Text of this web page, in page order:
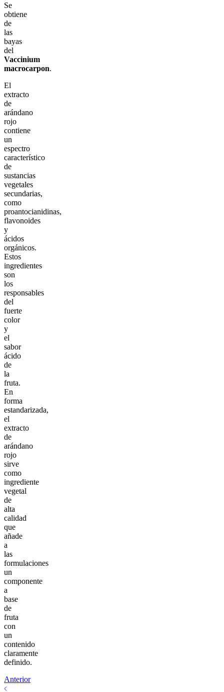
Se
obtiene
de
las
bayas
del
Vaccinium
macrocarpon.
El
extracto
de
arándano
rojo
contiene
un
espectro
característico
de
sustancias
vegetales
secundarias,
como
proantocianidinas,
flavonoides
y
ácidos
orgánicos.
Estos
ingredientes
son
los
responsables
del
fuerte
color
y
el
sabor
ácido
de
la
fruta.
En
forma
estandarizada,
el
extracto
de
arándano
rojo
sirve
como
ingrediente
vegetal
de
alta
calidad
que
añade
a
las
formulaciones
un
componente
a
base
de
fruta
con
un
contenido
claramente
definido.
Anterior